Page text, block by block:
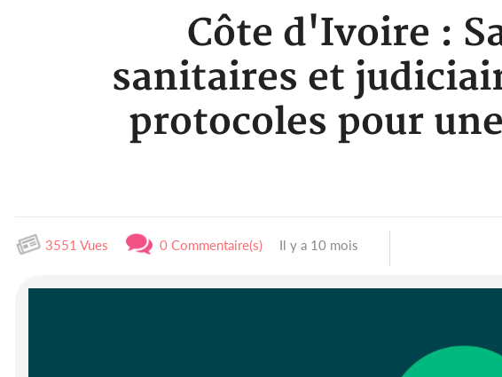
Côte d'Ivoire :
sanitaires et
protocoles pour
3551 Vues 0 Commentaire(s) Il y a 10 mois